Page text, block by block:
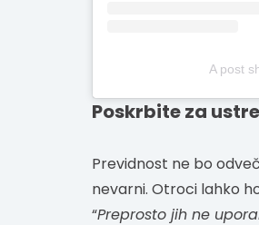
A post
Poskrbite za
Previdnost ne bo
nevarni. Otroci lahko
“Preprosto jih ne